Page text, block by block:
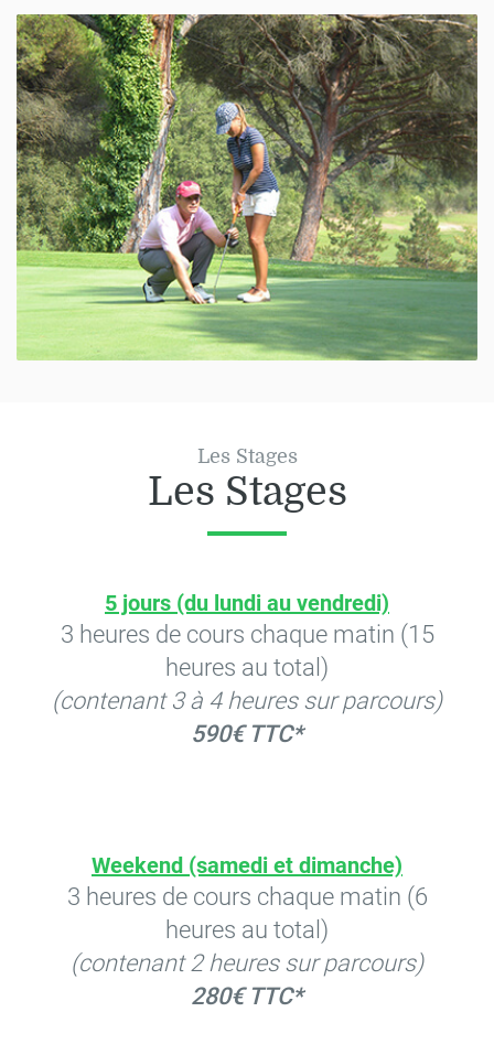
Les Stages
Les Stages
5 jours (du lundi au vendredi)
3 heures de cours chaque matin (15
heures au total)
(contenant 3 à 4 heures sur parcours)
590€ TTC*
Weekend (samedi et dimanche)
3 heures de cours chaque matin (6
heures au total)
(contenant 2 heures sur parcours)
280€ TTC*